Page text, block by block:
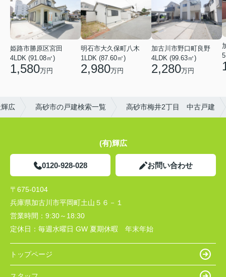
姫路市勝原区宮田
4LDK (91.08㎡)
1,580万円
明石市大久保町八木
1LDK (87.60㎡)
2,980万円
加古川市野口町良野
4LDK (99.63㎡)
2,280万円
広 高砂市の戸建検索一覧 高砂市梅井2丁目 中古戸建
(有)輝広
0120-928-028 お問い合わせ
〒675-0104
兵庫県加古川市平岡町土山５６－１
営業時間： 9:30～18:30
定休日： 毎週水曜日 GW 夏期休暇 年末年始
トップページ